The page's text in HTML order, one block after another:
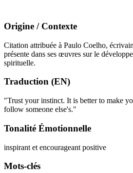
Origine / Contexte
Citation attribuée à Paulo Coelho,
présente dans ses œuvres sur le
spirituelle.
Traduction (EN)
"Trust your instinct. It is better to make
follow someone else's."
Tonalité Émotionnelle
inspirant et encourageant positive
Mots-clés